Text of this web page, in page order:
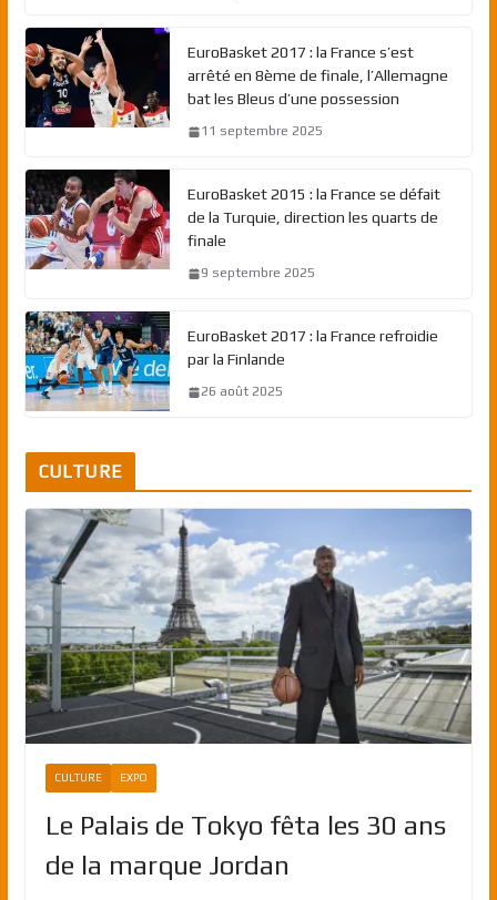
EuroBasket 2017 : la France s’est
arrêté en 8ème de finale, l’Allemagne
bat les Bleus d’une possession
11 septembre 2025
EuroBasket 2015 : la France se défait
de la Turquie, direction les quarts de
finale
9 septembre 2025
EuroBasket 2017 : la France refroidie
par la Finlande
26 août 2025
CULTURE
CULTURE EXPO
Le Palais de Tokyo fêta les 30 ans
de la marque Jordan